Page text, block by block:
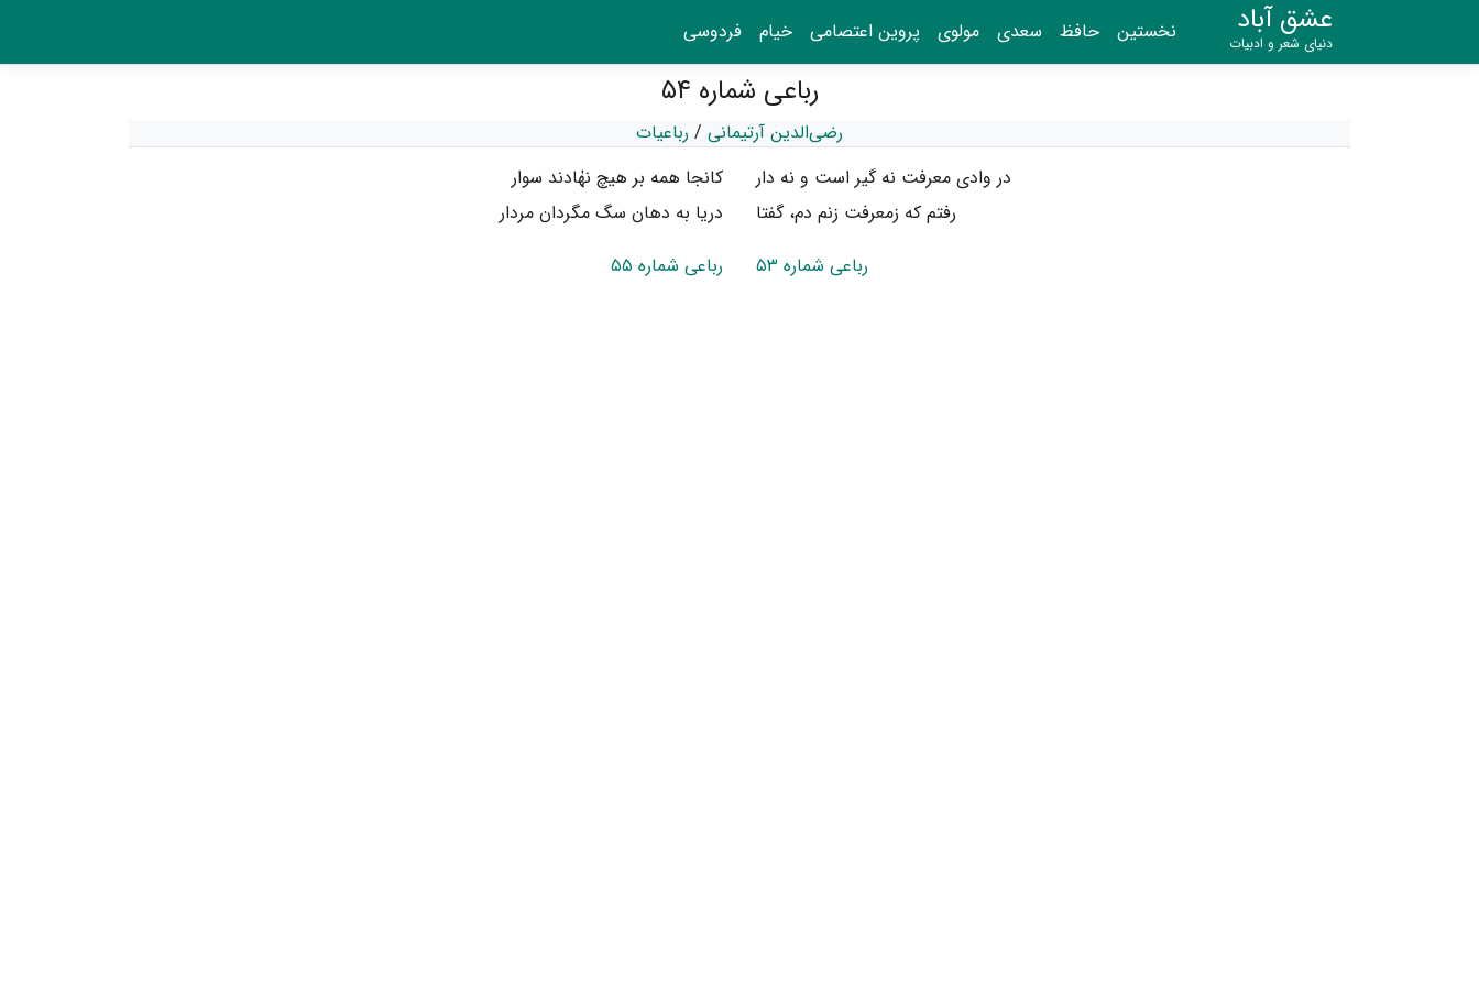
عشق آباد
دنیای شعر و ادبیات نخستین حافظ سعدی مولوی پروین اعتصامی خیام فردوسی
رباعی شماره ۵۴
رضی‌الدین آرتیمانی / رباعیات
در وادی معرفت نه گیر است و نه دار
کانجا همه بر هیچ نهٰادند سوار
رفتم که زمعرفت زنم دم، گفتا
دریا به دهان سگ مگردان مردار
رباعی شماره ۵۳
رباعی شماره ۵۵